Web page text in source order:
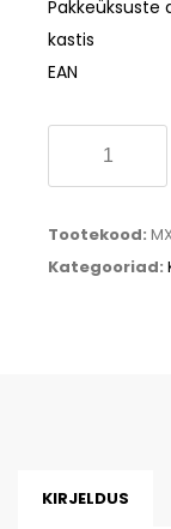
Pakkeüksuste
kastis
EAN
valge,
360
Tootekood:
Kategooriad:
KIRJELDUS